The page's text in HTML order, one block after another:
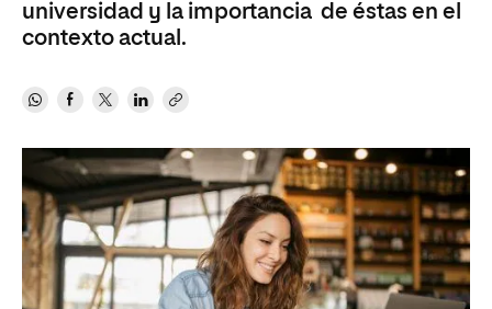
universidad y la importancia de éstas en el
contexto actual.